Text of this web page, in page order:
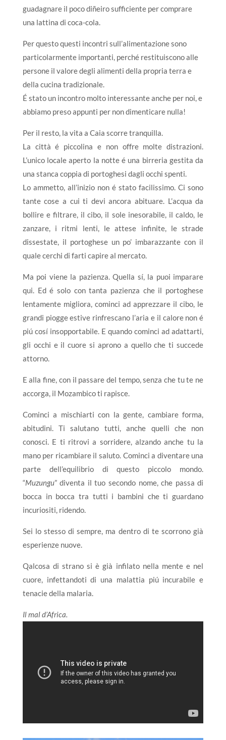
guadagnare il poco diñeiro sufficiente per comprare
una lattina di coca-cola.
Per questo questi incontri sull’alimentazione sono
particolarmente importanti, perché restituiscono alle
persone il valore degli alimenti della propria terra e
della cucina tradizionale.
É stato un incontro molto interessante anche per noi, e
abbiamo preso appunti per non dimenticare nulla!
Per il resto, la vita a Caia scorre tranquilla.
La città é piccolina e non offre molte distrazioni.
L’unico locale aperto la notte é una birreria gestita da
una stanca coppia di portoghesi dagli occhi spenti.
Lo ammetto, all’inizio non é stato facilissimo. Ci sono
tante cose a cui ti devi ancora abituare. L’acqua da
bollire e filtrare, il cibo, il sole inesorabile, il caldo, le
zanzare, i ritmi lenti, le attese infinite, le strade
dissestate, il portoghese un po’ imbarazzante con il
quale cerchi di farti capire al mercato.
Ma poi viene la pazienza. Quella sí, la puoi imparare
qui. Ed é solo con tanta pazienza che il portoghese
lentamente migliora, cominci ad apprezzare il cibo, le
grandi piogge estive rinfrescano l’aria e il calore non é
piú cosí insopportabile. E quando cominci ad adattarti,
gli occhi e il cuore si aprono a quello che ti succede
attorno.
E alla fine, con il passare del tempo, senza che tu te ne
accorga, il Mozambico ti rapisce.
Cominci a mischiarti con la gente, cambiare forma,
abitudini. Ti salutano tutti, anche quelli che non
conosci. E ti ritrovi a sorridere, alzando anche tu la
mano per ricambiare il saluto. Cominci a diventare una
parte dell’equilibrio di questo piccolo mondo.
“Muzungu” diventa il tuo secondo nome, che passa di
bocca in bocca tra tutti i bambini che ti guardano
incuriositi, ridendo.
Sei lo stesso di sempre, ma dentro di te scorrono già
esperienze nuove.
Qalcosa di strano si è già infilato nella mente e nel
cuore, infettandoti di una malattia piú incurabile e
tenacie della malaria.
Il mal d’Africa.